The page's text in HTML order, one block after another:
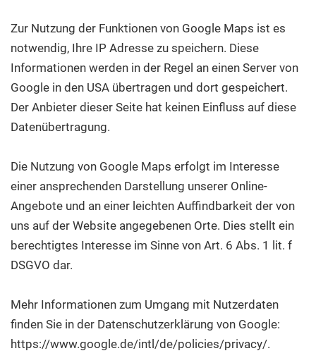
Zur Nutzung der Funktionen von Google Maps ist es
notwendig, Ihre IP Adresse zu speichern. Diese
Informationen werden in der Regel an einen Server von
Google in den USA übertragen und dort gespeichert.
Der Anbieter dieser Seite hat keinen Einfluss auf diese
Datenübertragung.
Die Nutzung von Google Maps erfolgt im Interesse
einer ansprechenden Darstellung unserer Online-
Angebote und an einer leichten Auffindbarkeit der von
uns auf der Website angegebenen Orte. Dies stellt ein
berechtigtes Interesse im Sinne von Art. 6 Abs. 1 lit. f
DSGVO dar.
Mehr Informationen zum Umgang mit Nutzerdaten
finden Sie in der Datenschutzerklärung von Google:
https://www.google.de/intl/de/policies/privacy/.